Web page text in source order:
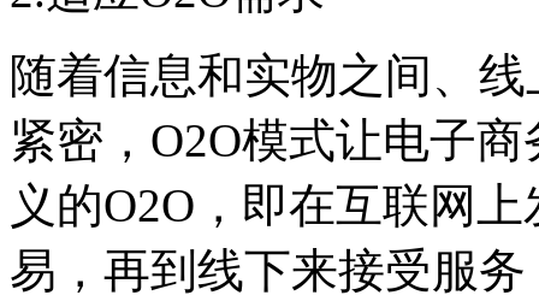
随着信息和实物之间、
紧密，O2O模式让电子
义的O2O，即在互联网
易，再到线下来接受服